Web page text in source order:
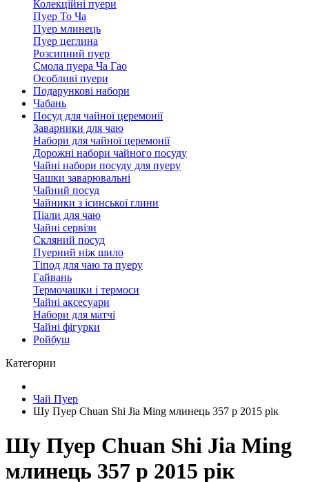
Колекційні пуери
Пуер То Ча
Пуер млинець
Пуер цеглина
Розсипний пуер
Смола пуера Ча Гао
Особливі пуери
Подарункові набори
Чабань
Посуд для чайної церемонії
Заварники для чаю
Набори для чайної церемонії
Дорожні набори чайного посуду
Чайні набори посуду для пуеру
Чашки заварювальні
Чайний посуд
Чайники з ісинської глини
Піали для чаю
Чайні сервізи
Скляний посуд
Пуерний ніж шило
Тіпод для чаю та пуеру
Гайвань
Термочашки і термоси
Чайні аксесуари
Набори для матчі
Чайні фігурки
Ройбуш
Категории
Чай Пуер
Шу Пуер Chuan Shi Jia Ming млинець 357 р 2015 рік
Шу Пуер Chuan Shi Jia Ming
млинець 357 р 2015 рік